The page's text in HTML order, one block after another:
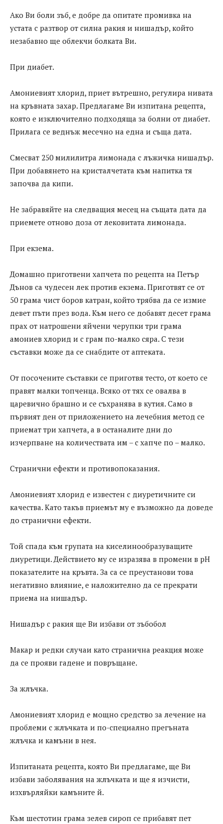
Ако Ви боли зъб, е добре да опитате промивка на
устата с разтвор от силна ракия и нишадър, който
незабавно ще облекчи болката Ви.
При диабет.
Амониевият хлорид, приет вътрешно, регулира нивата
на кръвната захар. Предлагаме Ви изпитана рецепта,
която е изключително подходяща за болни от диабет.
Прилага се веднъж месечно на една и съща дата.
Смесват 250 милилитра лимонада с лъжичка нишадър.
При добавянето на кристалчетата към напитка тя
започва да кипи.
Не забравяйте на следващия месец на същата дата да
приемете отново доза от лековитата лимонада.
При екзема.
Домашно приготвени хапчета по рецепта на Петър
Дънов са чудесен лек против екзема. Приготвят се от
50 грама чист боров катран, който трябва да се измие
девет пъти през вода. Към него се добавят десет грама
прах от натрошени яйчени черупки три грама
амониев хлорид и с грам по-малко сяра. С тези
съставки може да се снабдите от аптеката.
От посочените съставки се приготвя тесто, от което се
правят малки топченца. Всяко от тях се овалва в
царевично брашно и се съхранява в кутия. Само в
първият ден от приложението на лечебния метод се
приемат три хапчета, а в останалите дни до
изчерпване на количествата им – с хапче по – малко.
Странични ефекти и противопоказания.
Амониевият хлорид е известен с диуретичните си
качества. Като такъв приемът му е възможно да доведе
до странични ефекти.
Той спада към групата на киселинообразуващите
диуретици. Действието му се изразява в промени в рН
показателите на кръвта. За са се преустанови това
негативно влияние, е наложително да се прекрати
приема на нишадър.
Нишадър с ракия ще Ви избави от зъбобол
Макар и редки случаи като странична реакция може
да се прояви гадене и повръщане.
За жлъчка.
Амониевият хлорид е мощно средство за лечение на
проблеми с жлъчката и по-специално прегъната
жлъчка и камъни в нея.
Изпитаната рецепта, която Ви предлагаме, ще Ви
избави заболявания на жлъчката и ще я изчисти,
изхвърляйки камъните й.
Към шестотин грама зелев сироп се прибавят пет